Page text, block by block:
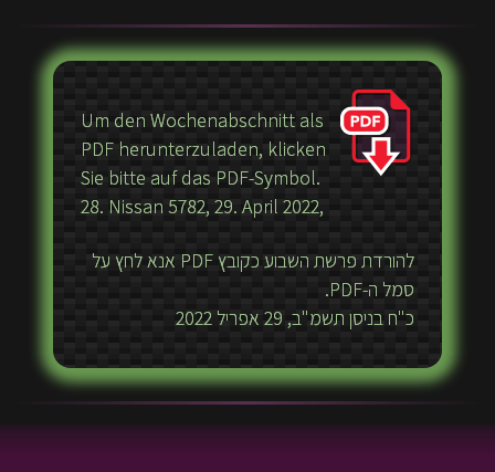
Um den Wochenabschnitt als
PDF herunterzuladen, klicken
Sie bitte auf das PDF-Symbol.
28. Nissan 5782, 29. April 2022,
להורדת פרשת השבוע כקובץ PDF אנא לחץ על
סמל ה-PDF.
כ"ח בניסן תשמ"ב, 29 אפריל 2022